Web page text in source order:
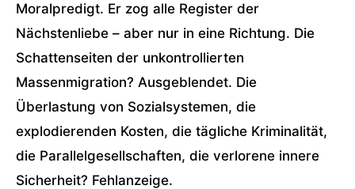
Moralpredigt. Er zog alle Register der
Nächstenliebe – aber nur in eine Richtung. Die
Schattenseiten der unkontrollierten
Massenmigration? Ausgeblendet. Die
Überlastung von Sozialsystemen, die
explodierenden Kosten, die tägliche Kriminalität,
die Parallelgesellschaften, die verlorene innere
Sicherheit? Fehlanzeige.